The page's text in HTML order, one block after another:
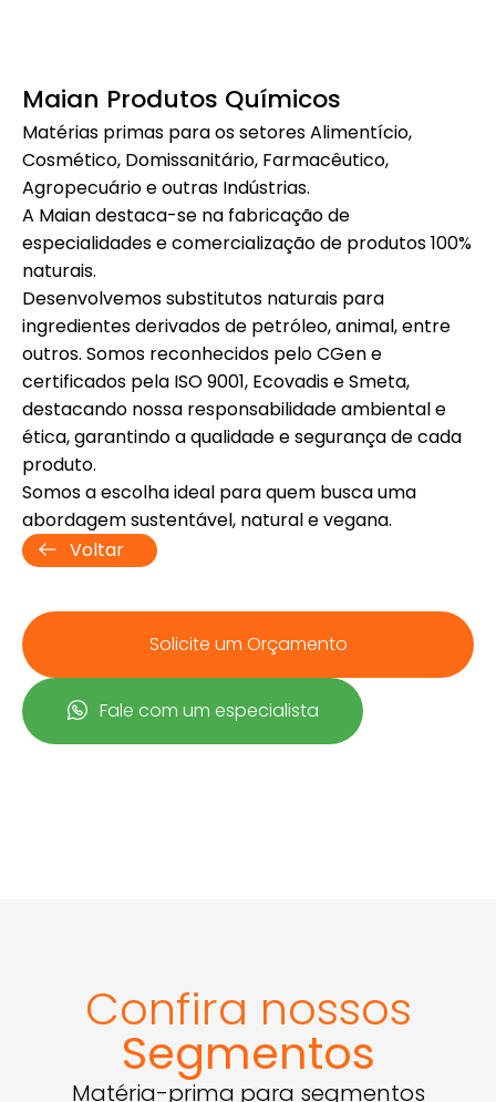
Maian Produtos Químicos
Matérias primas para os setores Alimentício,
Cosmético, Domissanitário, Farmacêutico,
Agropecuário e outras Indústrias.
A Maian destaca-se na fabricação de
especialidades e comercialização de produtos 100%
naturais.
Desenvolvemos substitutos naturais para
ingredientes derivados de petróleo, animal, entre
outros. Somos reconhecidos pelo CGen e
certificados pela ISO 9001, Ecovadis e Smeta,
destacando nossa responsabilidade ambiental e
ética, garantindo a qualidade e segurança de cada
produto.
Somos a escolha ideal para quem busca uma
abordagem sustentável, natural e vegana.
Voltar
Solicite um Orçamento
Fale com um especialista
Confira nossos
Segmentos
Matéria-prima para segmentos